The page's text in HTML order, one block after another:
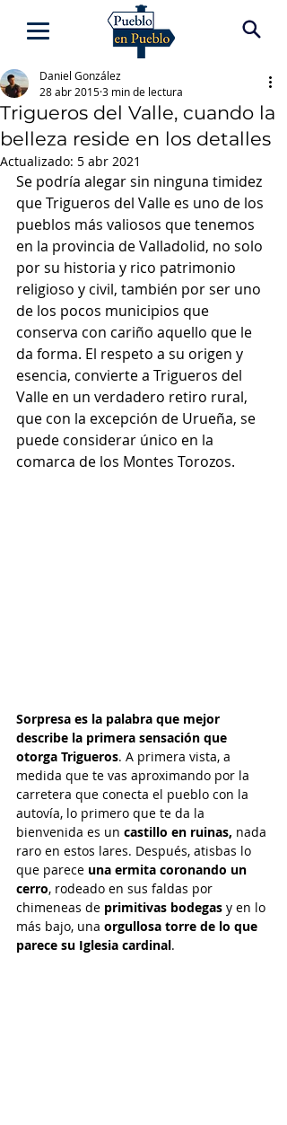
Trigueros del Valle, cuando la
belleza reside en los detalles
Daniel González
28 abr 20153 min de lectura
Actualizado: 5 abr 2021
Se podría alegar sin ninguna timidez
que Trigueros del Valle es uno de los
pueblos más valiosos que tenemos
en la provincia de Valladolid, no solo
por su historia y rico patrimonio
religioso y civil, también por ser uno
de los pocos municipios que
conserva con cariño aquello que le
da forma. El respeto a su origen y
esencia, convierte a Trigueros del
Valle en un verdadero retiro rural,
que con la excepción de Urueña, se
puede considerar único en la
comarca de los Montes Torozos.
Sorpresa es la palabra que mejor
describe la primera sensación que
otorga Trigueros. A primera vista, a
medida que te vas aproximando por la
carretera que conecta el pueblo con la
autovía, lo primero que te da la
bienvenida es un castillo en ruinas, nada
raro en estos lares. Después, atisbas lo
que parece una ermita coronando un
cerro, rodeado en sus faldas por
chimeneas de primitivas bodegas y en lo
más bajo, una orgullosa torre de lo que
parece su Iglesia cardinal.